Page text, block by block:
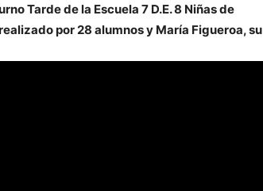
Tarde de la Escuela 7 D.E. 8 Niñas de
por 28 alumnos y María Figueroa, su